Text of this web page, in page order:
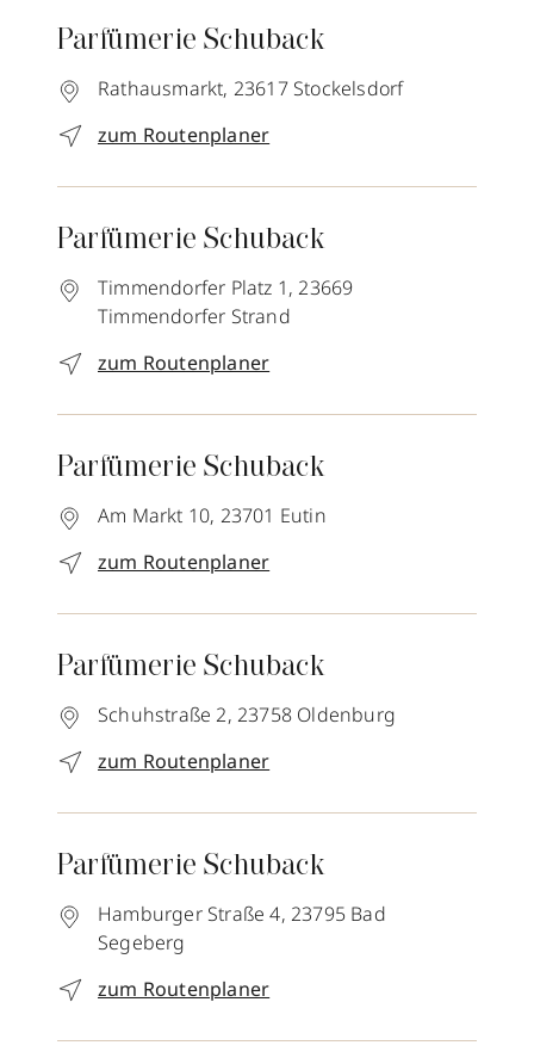
Parfümerie Schuback
Rathausmarkt, 23617 Stockelsdorf
zum Routenplaner
Parfümerie Schuback
Timmendorfer Platz 1, 23669
Timmendorfer Strand
zum Routenplaner
Parfümerie Schuback
Am Markt 10, 23701 Eutin
zum Routenplaner
Parfümerie Schuback
Schuhstraße 2, 23758 Oldenburg
zum Routenplaner
Parfümerie Schuback
Hamburger Straße 4, 23795 Bad
Segeberg
zum Routenplaner